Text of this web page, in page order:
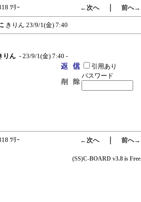
ﾂﾘｰ ←次へ｜ 前へ→
きりん 23/9/1(金) 7:40
りん - 23/9/1(金) 7:40 -
引用あり
パスワード
ﾂﾘｰ ←次へ｜ 前へ→
(SS)C-BOARD v3.8 is Free